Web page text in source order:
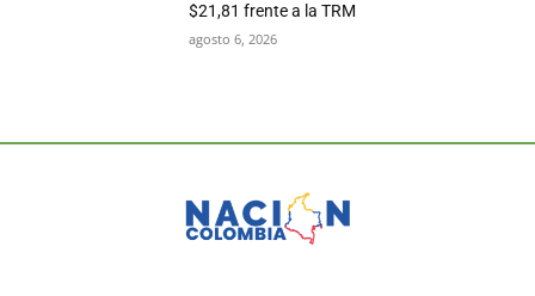
$21,81 frente a la TRM
agosto 6, 2026